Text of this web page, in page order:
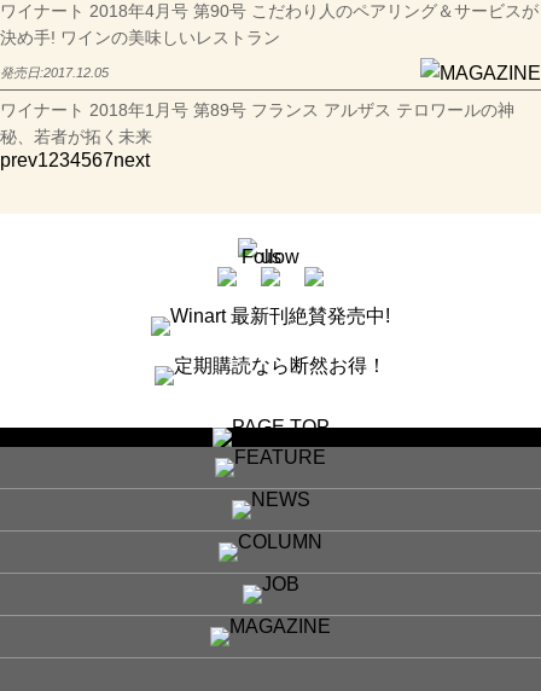
ワイナート 2018年4月号 第90号 こだわり人のペアリング＆サービスが
決め手! ワインの美味しいレストラン
発売日:2017.12.05
ワイナート 2018年1月号 第89号 フランス アルザス テロワールの神
秘、若者が拓く未来
prev1234567next